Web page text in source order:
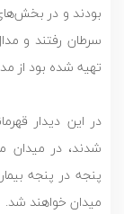
بودند و در بخش‌های
سرطان رفتند و
تهیه شده بود از
در این دیدار
شدند، در میدان
پنجه در پنجه
میدان خواهند شد.